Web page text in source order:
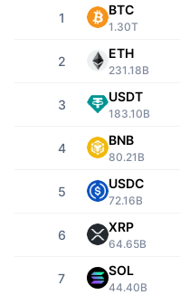
Žebříčky
Trendující
Nadcházející
Nedávno přidané
Vítězové a
Sentiment
Přílivy/odlivy na
Indikátory
Fear and Greed
Index sezóny
Ukazatele tržního
Dominance
Index
Spot
Deriváty
Články
Nálada
DEX API
Podnik
Ceník
Zdroje
Dokumentace
Konvertor
Newsletter
CMC Launch
CMC Labs
CMC Max
Hlavní zprávy
Telegram bot
1
BTC
1.30T
2
ETH
231.18B
3
USDT
183.10B
4
BNB
80.21B
5
USDC
72.16B
6
XRP
64.65B
7
SOL
44.40B